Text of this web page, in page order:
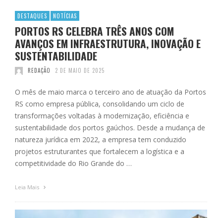
DESTAQUES NOTÍCIAS
PORTOS RS CELEBRA TRÊS ANOS COM
AVANÇOS EM INFRAESTRUTURA, INOVAÇÃO E
SUSTENTABILIDADE
REDAÇÃO 2 DE MAIO DE 2025
O mês de maio marca o terceiro ano de atuação da Portos
RS como empresa pública, consolidando um ciclo de
transformações voltadas à modernização, eficiência e
sustentabilidade dos portos gaúchos. Desde a mudança de
natureza jurídica em 2022, a empresa tem conduzido
projetos estruturantes que fortalecem a logística e a
competitividade do Rio Grande do …
Leia Mais